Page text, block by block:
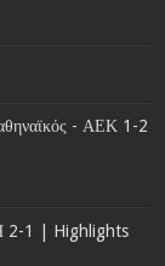
- ΑΕΚ 1-2
2-1 | Highlights